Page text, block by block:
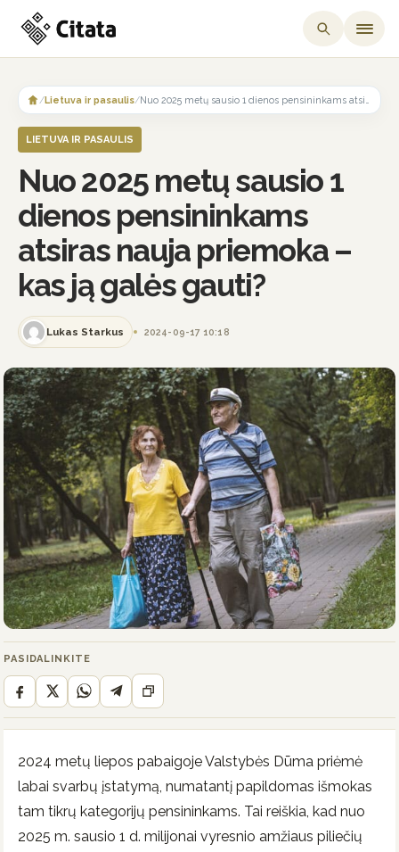
content
/Lietuva ir pasaulis/
LIETUVA IR PASAULIS
Nuo 2025 metų sausio 1
dienos pensininkams
atsiras nauja priemoka –
kas ją galės gauti?
Lukas Starkus 2024-09-17 10:18
PASIDALINKITE
2024 metų liepos pabaigoje Valstybės Dūma priėmė
labai svarbų įstatymą, numatantį papildomas išmokas
tam tikrų kategorijų pensininkams. Tai reiškia, kad nuo
2025 m. sausio 1 d. milijonai vyresnio amžiaus piliečių